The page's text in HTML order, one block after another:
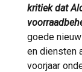
kritiek dat
goede
en diensten
voorjaar